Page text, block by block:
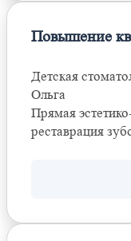
Повышение
Детская
Ольга
Прямая
реставрация